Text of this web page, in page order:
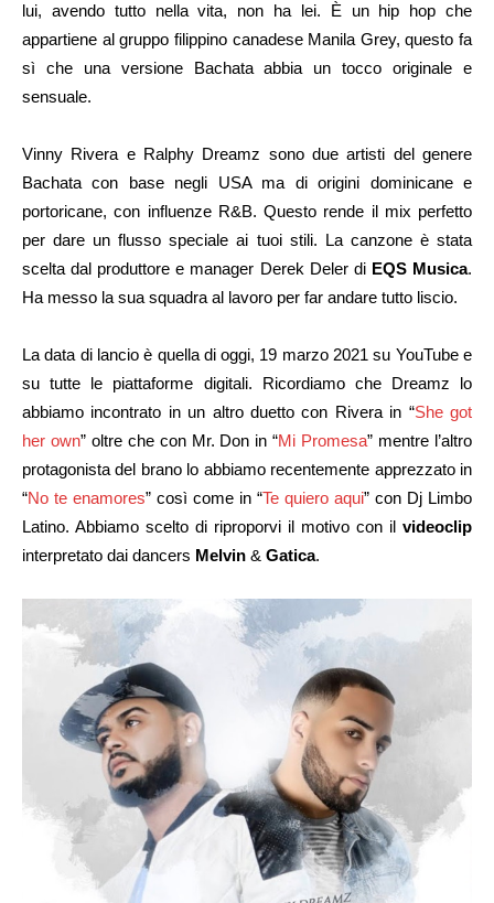
lui, avendo tutto nella vita, non ha lei. È un hip hop che
appartiene al gruppo filippino canadese Manila Grey, questo fa
sì che una versione Bachata abbia un tocco originale e
sensuale.
Vinny Rivera e Ralphy Dreamz sono due artisti del genere
Bachata con base negli USA ma di origini dominicane e
portoricane, con influenze R&B. Questo rende il mix perfetto
per dare un flusso speciale ai tuoi stili. La canzone è stata
scelta dal produttore e manager Derek Deler di EQS Musica.
Ha messo la sua squadra al lavoro per far andare tutto liscio.
La data di lancio è quella di oggi, 19 marzo 2021 su YouTube e
su tutte le piattaforme digitali. Ricordiamo che Dreamz lo
abbiamo incontrato in un altro duetto con Rivera in “She got
her own” oltre che con Mr. Don in “Mi Promesa” mentre l’altro
protagonista del brano lo abbiamo recentemente apprezzato in
“No te enamores” così come in “Te quiero aqui” con Dj Limbo
Latino. Abbiamo scelto di riproporvi il motivo con il videoclip
interpretato dai dancers Melvin & Gatica.